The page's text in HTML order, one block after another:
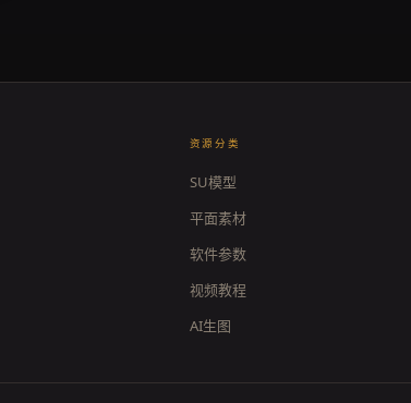
资源分类
SU模型
平面素材
软件参数
视频教程
AI生图